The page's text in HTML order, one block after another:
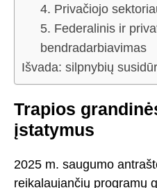
4. Privačiojo
5. Federalinis ir
bendradarbiavimas
Išvada: silpnybių
Trapios
įstatymus
2025 m. saugumo
reikalaujančių programų